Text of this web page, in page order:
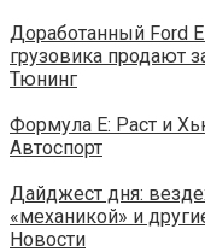
Доработанный Ford
грузовика продают
Тюнинг
Формула Е: Раст и
Автоспорт
Дайджест дня:
«механикой» и
Новости